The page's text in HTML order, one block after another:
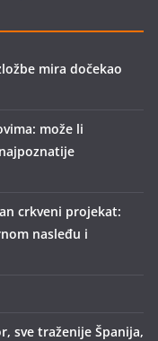
mira dočekao
može li
crkveni projekat:
nasleđu i
sve traženije Španija,